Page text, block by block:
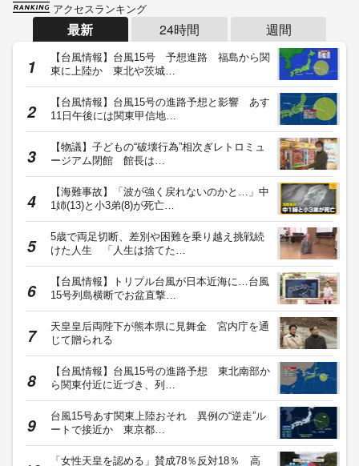
アクセスランキング
最新 24時間 週間
【台風情報】台風15号 予想進路 福島から関
東に上陸か 東北や茨城…
【台風情報】台風15号の進路予想と影響 あす
11日午後には関東甲信地…
【物議】子どもの“破壊行為”相次ぎレトロミュ
ージアム閉館 館長は…
【海難事故】「波が強く戻れないのかと…」中
1姉(13)と小3弟(8)が死亡…
5歳で両足切断、差別や困難を乗り越え挑戦続
けた人生 「人生は捨てた…
【台風情報】トリプル台風が日本近海に…台風
15号列島横断でお盆直撃…
天皇皇后両陛下が熊本県に見舞金 宮内庁を通
じて贈られる
【台風情報】台風15号の進路予想 東北南部か
ら関東付近に近づき、列…
台風15号あす関東上陸おそれ 異例の“逆走”ル
ートで接近か 東京都…
「女性天皇を認める」賛成78％反対18％ 高